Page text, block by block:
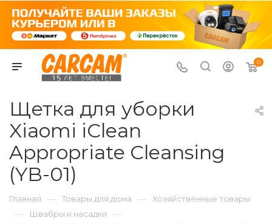
0
Щетка для уборки
Xiaomi iСlean
Appropriate Cleansing
(YB-01)
Главная — Товары для дома — Хозяйственные товары
— Швабры и насадки —